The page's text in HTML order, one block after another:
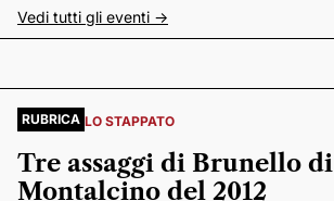
Vedi tutti gli eventi ->
RUBRICA LO STAPPATO
Tre assaggi di Brunello di
Montalcino del 2012